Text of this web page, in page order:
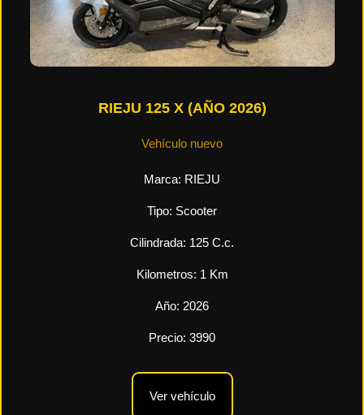
RIEJU 125 X (AÑO 2026)
Vehículo nuevo
Marca: RIEJU
Tipo: Scooter
Cilindrada: 125 C.c.
Kilometros: 1 Km
Año: 2026
Precio: 3990
Ver vehículo